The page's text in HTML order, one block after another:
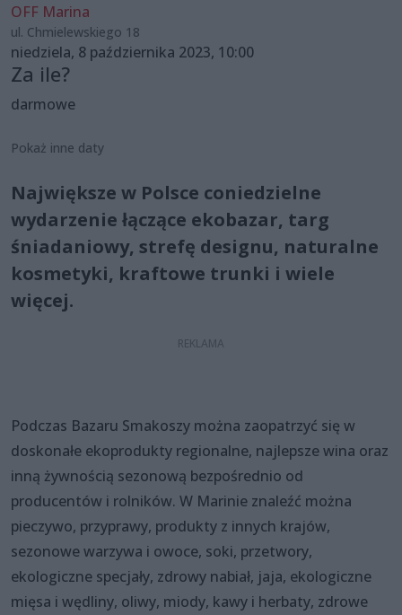
OFF Marina
ul. Chmielewskiego 18
niedziela, 8 października 2023, 10:00
Za ile?
darmowe
Pokaż inne daty
Największe w Polsce coniedzielne
wydarzenie łączące ekobazar, targ
śniadaniowy, strefę designu, naturalne
kosmetyki, kraftowe trunki i wiele
więcej.
Podczas Bazaru Smakoszy można zaopatrzyć się w
doskonałe ekoprodukty regionalne, najlepsze wina oraz
inną żywnością sezonową bezpośrednio od
producentów i rolników. W Marinie znaleźć można
pieczywo, przyprawy, produkty z innych krajów,
sezonowe warzywa i owoce, soki, przetwory,
ekologiczne specjały, zdrowy nabiał, jaja, ekologiczne
mięsa i wędliny, oliwy, miody, kawy i herbaty, zdrowe